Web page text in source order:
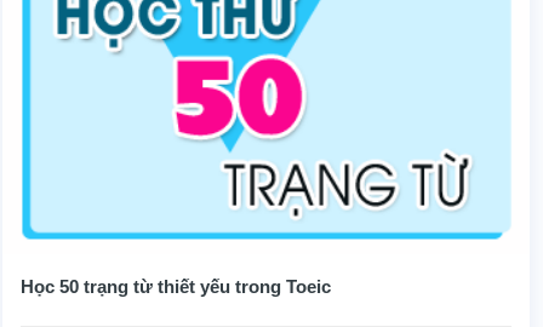
Học 50 trạng từ thiết yếu trong Toeic